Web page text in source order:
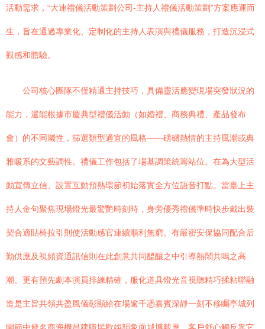
活動需求，“大連禮儀活動策劃公司-主持人禮儀活動策劃”方案應運而
生，旨在通過專業化、定制化的主持人表演與禮儀服務，打造沉浸式
觀感和體驗。
公司核心團隊不僅精通主持技巧，具備靈活應變現場突發狀況的
能力，還能根據市慶典型禮儀活動（如婚禮、商務典禮、產品發布
會）的不同屬性，篩選類型適宜的風格——磅礴熱情的主持風潮或典
雅暖系的文藝調性。禮儀工作包括了場基調策統籌站位。在為大型活
動宣傳立信、設置互動預熱環節初始落實全方位語音打點。當臺上主
持人金句聚焦現場燈光最驚艷時刻時，身旁優秀禮儀準時快步戴出裝
契合適貼椅拉引則使活動感官連續順利無窮。有嚴密安保協同配合后
勤供應及視頻資通訊信則在此創意共同醞釀之中引導熱鬧共鳴之高
潮。更有預先劇本演員排練精確，服化道具燈光音視聽精巧揉粘聯融
造是主旨共領共盈風儀彰顯給在場逾千憑嘉賓深靜一刻不移矚亭城列